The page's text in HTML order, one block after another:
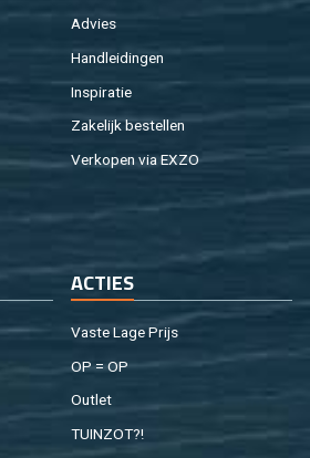
Ad­vies
Hand­lei­din­gen
In­spi­ra­tie
Za­ke­lijk be­stel­len
Ver­ko­pen via EXZO
AC­TIES
Vaste Lage Prijs
OP = OP
Out­let
TUIN­ZOT?!